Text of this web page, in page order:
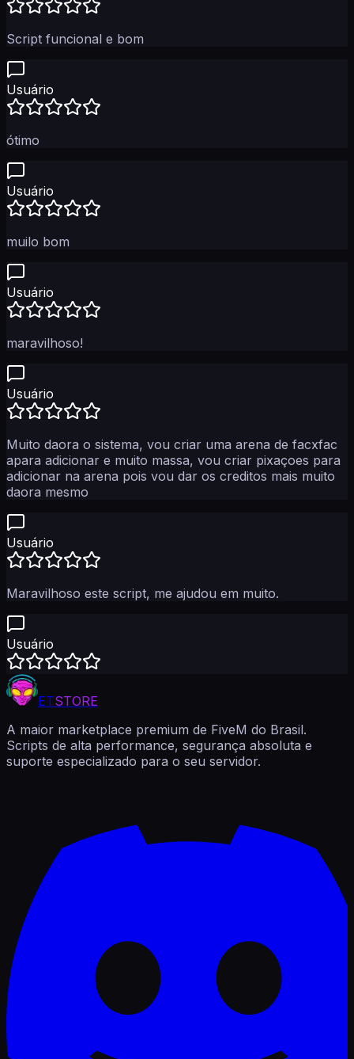
Script funcional e bom
Usuário
ótimo
Usuário
muilo bom
Usuário
maravilhoso!
Usuário
Muito daora o sistema, vou criar uma arena de facxfac
apara adicionar e muito massa, vou criar pixaçoes para
adicionar na arena pois vou dar os creditos mais muito
daora mesmo
Usuário
Maravilhoso este script, me ajudou em muito.
Usuário
ETSTORE
A maior marketplace premium de FiveM do Brasil.
Scripts de alta performance, segurança absoluta e
suporte especializado para o seu servidor.